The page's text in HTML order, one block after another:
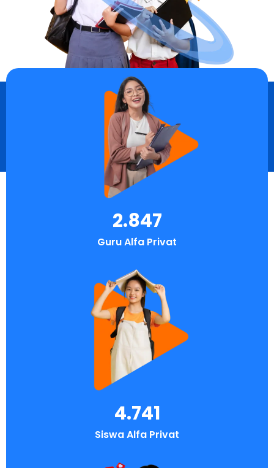
Guru Alfa Privat
2.847
Siswa Alfa Privat
4.741